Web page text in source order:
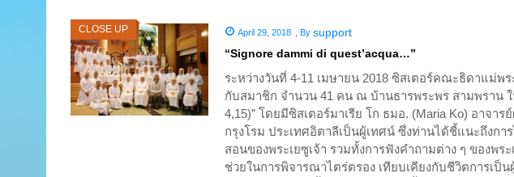
CLOSE UP April 29, 2018 By support
“Signore dammi di quest’acqua…”
ระหว่างวันที่ 4-11 เมษายน 2018 ซิสเตอร์คณะธิดาแม่พ
กับสมาชิก จำนวน 41 คน ณ บ้านธารพระพร สามพราน ใ
4,15)” โดยมีซิสเตอร์มาเรีย โก ธมอ. (Maria Ko) อาจ
กรุงโรม ประเทศอิตาลีเป็นผู้เทศน์ ซึ่งท่านได้ชี้แนะถึงก
สอนของพระเยซูเจ้า รวมทั้งการฟังคำถามต่าง ๆ ของพ
ช่วยในการพิจารณาไตร่ตรอง เทียบเคียงกับชีวิตการเป็